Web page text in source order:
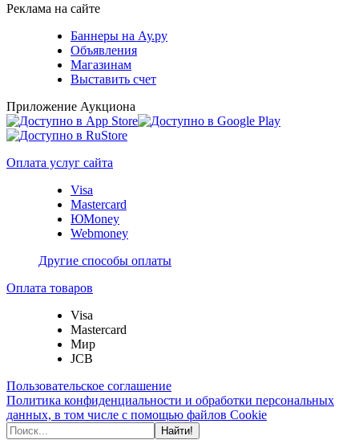
Реклама на сайте
Баннеры на Ау.ру
Объявления
Магазинам
Выставить счет
Приложение Аукциона
Оплата услуг сайта
Visa
Mastercard
ЮMoney
Webmoney
Другие способы оплаты
Оплата товаров
Visa
Mastercard
Мир
JCB
Пользовательское соглашение
Политика конфиденциальности и обработки персональных
данных, в том числе с помощью файлов Cookie
Найти!